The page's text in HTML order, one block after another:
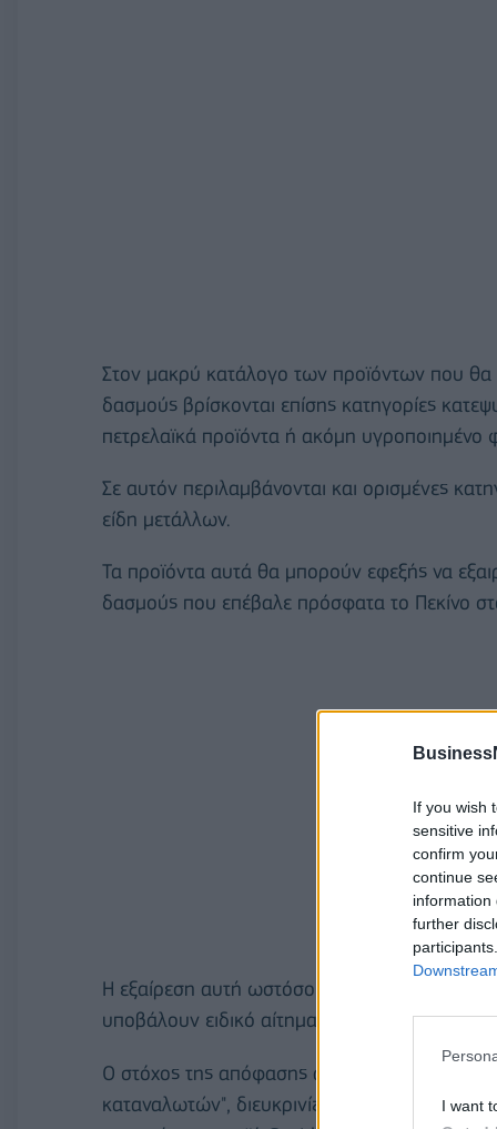
If you wish
sensitive
confirm
continue
information
further
I want
Στον μακρύ κατάλογο των προϊόντων που θα
δασμούς βρίσκονται επίσης κατηγορίες
πετρελαϊκά προϊόντα ή ακόμη υγροποιημένο
Σε αυτόν περιλαμβάνονται και ορισμένες
είδη μετάλλων.
Τα προϊόντα αυτά θα μπορούν εφεξής να
δασμούς που επέβαλε πρόσφατα το Πεκίνο
Η εξαίρεση αυτή ωστόσο δεν θα γίνει
υποβάλουν ειδικό αίτημα για να
Ο στόχος της απόφασης αυτής είναι "να
καταναλωτών", διευκρινίζεται στην